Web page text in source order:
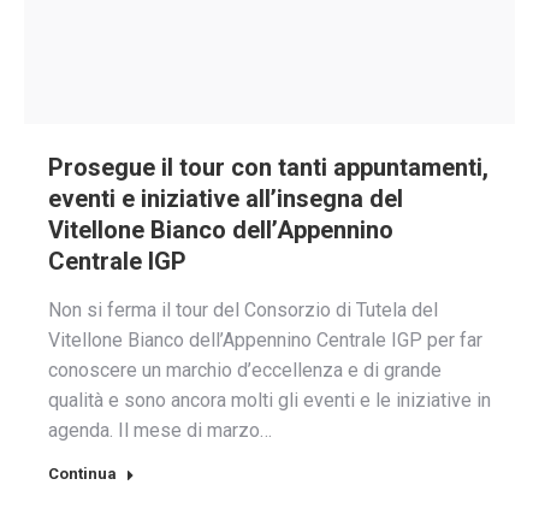
Prosegue il tour con tanti appuntamenti,
eventi e iniziative all’insegna del
Vitellone Bianco dell’Appennino
Centrale IGP
Non si ferma il tour del Consorzio di Tutela del
Vitellone Bianco dell’Appennino Centrale IGP per far
conoscere un marchio d’eccellenza e di grande
qualità e sono ancora molti gli eventi e le iniziative in
agenda. Il mese di marzo…
Continua